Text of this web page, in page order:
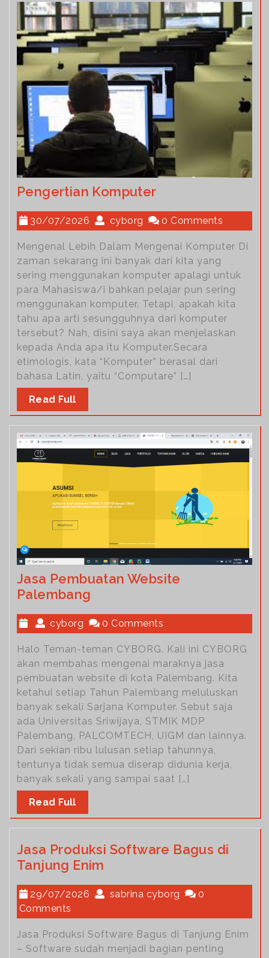
Pengertian Komputer
30/07/2026 cyborg 0 Comments
Mengenal Lebih Dalam Mengenai Komputer Di
zaman sekarang ini banyak dari kita yang
sering menggunakan komputer apalagi untuk
para Mahasiswa/i bahkan pelajar pun sering
menggunakan komputer. Tetapi, apakah kita
tahu apa arti sesungguhnya dari komputer
tersebut? Nah, disini saya akan menjelaskan
kepada Anda apa itu Komputer.Secara
etimologis, kata “Komputer” berasal dari
bahasa Latin, yaitu “Computare” […]
Read Full
Jasa Pembuatan Website
Palembang
cyborg 0 Comments
Halo Teman-teman CYBORG. Kali ini CYBORG
akan membahas mengenai maraknya jasa
pembuatan website di kota Palembang. Kita
ketahui setiap Tahun Palembang meluluskan
banyak sekali Sarjana Komputer. Sebut saja
ada Universitas Sriwijaya, STMIK MDP
Palembang, PALCOMTECH, UIGM dan lainnya.
Dari sekian ribu lulusan setiap tahunnya,
tentunya tidak semua diserap didunia kerja,
banyak sekali yang sampai saat […]
Read Full
Jasa Produksi Software Bagus di
Tanjung Enim
29/07/2026 sabrina cyborg
0
Comments
Jasa Produksi Software Bagus di Tanjung Enim
– Software sudah menjadi bagian penting